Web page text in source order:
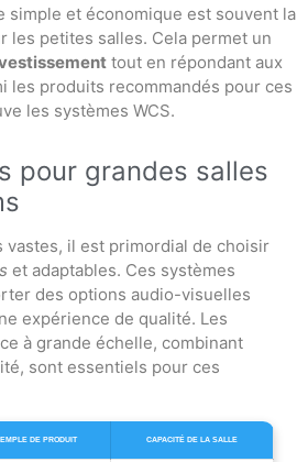
simple et économique est souvent la
les petites salles. Cela permet un
tout en répondant aux
les produits recommandés pour ces
les systèmes WCS.
pour grandes salles
vastes, il est primordial de choisir
et adaptables. Ces systèmes
des options audio-visuelles
expérience de qualité. Les
à grande échelle, combinant
sont essentiels pour ces
DE PRODUIT CAPACITÉ DE LA SALLE